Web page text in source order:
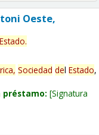
Oeste,
Estado.
Sociedad del Estado,
préstamo: Signatura